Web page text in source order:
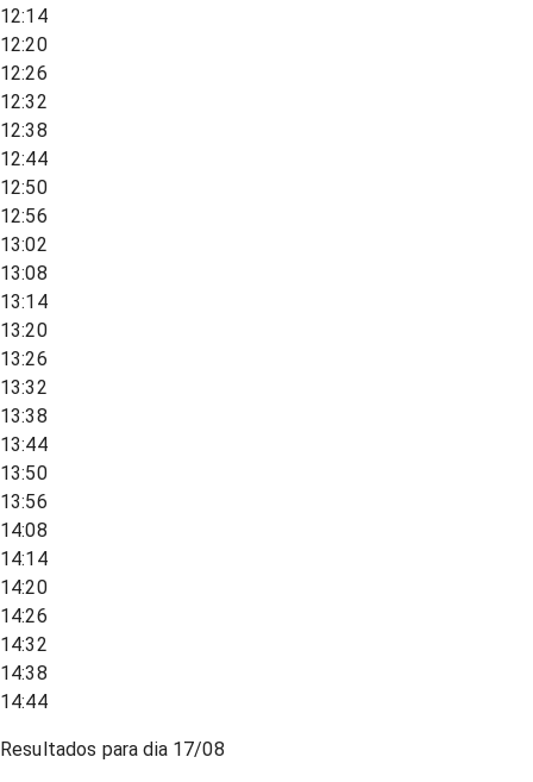
12:14
12:20
12:26
12:32
12:38
12:44
12:50
12:56
13:02
13:08
13:14
13:20
13:26
13:32
13:38
13:44
13:50
13:56
14:08
14:14
14:20
14:26
14:32
14:38
14:44
Resultados para dia 17/08